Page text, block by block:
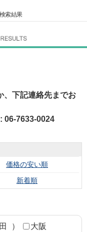
索結果
、下記連絡先までお
7633-0024
価格の安い順
新着順
）
大阪